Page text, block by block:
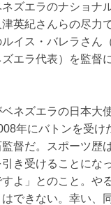
ズエラのナショナ
英紀さんらの尽力
イス・バレラさん
エラ代表）を監督
ネズエラの日本大
年にバトンを受け
督だ。スポーツ歴
き受けることにな
よ」とのこと。や
できない。幸い、